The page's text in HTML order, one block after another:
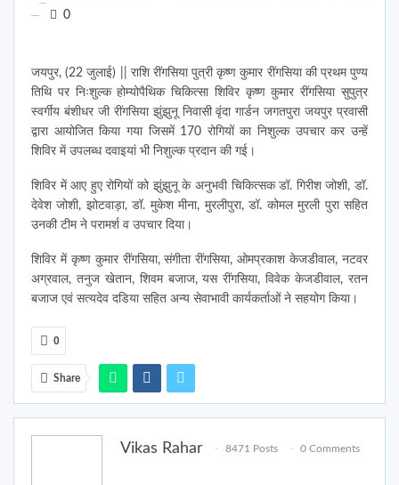
0
जयपुर, (22 जुलाई) || राशिरींगसिया पुत्री कृष्ण कुमार रींगसिया की प्रथम पुण्य
तिथि पर निःशुल्क होम्योपैथिक चिकित्सा शिविर कृष्ण कुमार रींगसिया सुपुत्र
स्वर्गीय बंशीधर जी रींगसिया झुंझुनू निवासी वृंदा गार्डन जगतपुरा जयपुर प्रवासी
द्वारा आयोजित किया गया जिसमें 170 रोगियों का निशुल्क उपचार कर उन्हें
शिविर में उपलब्ध दवाइयां भी निशुल्क प्रदान की गई।
शिविर में आए हुए रोगियों को झुंझुनू के अनुभवी चिकित्सक डॉ. गिरीश जोशी, डॉ.
देवेश जोशी, झोटवाड़ा, डॉ. मुकेश मीना, मुरलीपुरा, डॉ. कोमल मुरली पुरा सहित
उनकी टीम ने परामर्श व उपचार दिया।
शिविर में कृष्ण कुमार रींगसिया, संगीता रींगसिया, ओमप्रकाश केजडीवाल, नटवर
अग्रवाल, तनुज खेतान, शिवम बजाज, यस रींगसिया, विवेक केजडीवाल, रतन
बजाज एवं सत्यदेव दडिया सहित अन्य सेवाभावी कार्यकर्ताओं ने सहयोग किया।
0
Share
Vikas Rahar 8471 Posts 0 Comments